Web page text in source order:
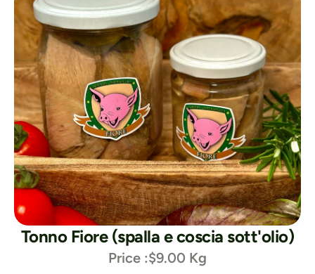
Tonno Fiore (spalla e coscia sott'olio)
Price :$9.00 Kg